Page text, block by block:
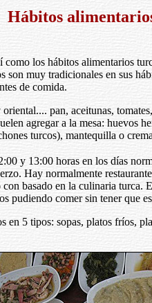
Hábitos
como los hábitos alimentarios
son muy tradicionales en sus
de comida.
pan, aceitunas,
agregar a la mesa: huevos
turcos), mantequilla o
y 13:00 horas en los días
Hay normalmente
basado en la culinaria turca.
pudiendo comer sin tener que
en 5 tipos: sopas, platos fríos,